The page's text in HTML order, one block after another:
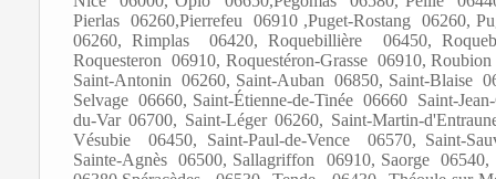
Pierlas 06260,Pierrefeu 06910 ,Puget-Rostang 06260,
06260, Rimplas 06420, Roquebillière 06450,
Roquesteron 06910, Roquestéron-Grasse 06910,
Saint-Antonin 06260, Saint-Auban 06850, Saint-Blaise
Selvage 06660, Saint-Étienne-de-Tinée 06660 Saint-
du-Var 06700, Saint-Léger 06260, Saint-Martin-
Vésubie 06450, Saint-Paul-de-Vence 06570, Saint-
Sainte-Agnès 06500, Sallagriffon 06910, Saorge